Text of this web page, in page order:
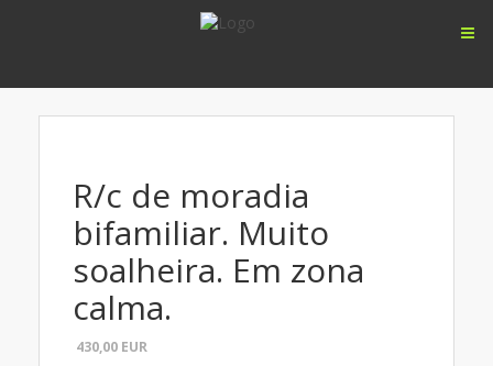
R/c de moradia
bifamiliar. Muito
soalheira. Em zona
calma.
430,00 EUR